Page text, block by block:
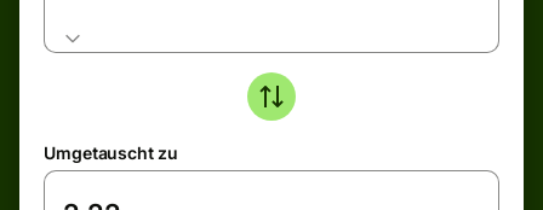
Umgetauscht zu